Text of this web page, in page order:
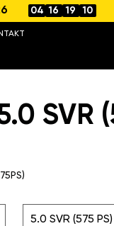
04 16 19 09
SVR
5.0 SVR (575 PS)